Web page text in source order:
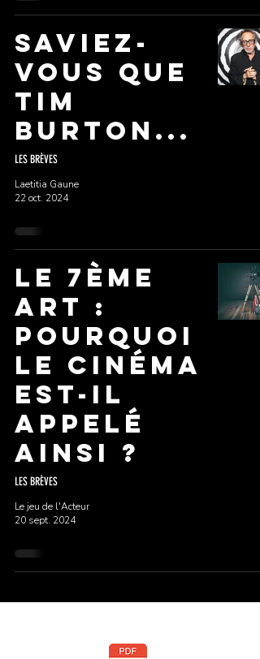
Saviez-
vous que
TIM
BURTON...
LES BRÈVES
Laetitia Gaune
22 oct. 2024
Le 7ème
Art :
Pourquoi
le Cinéma
est-il
Appelé
ainsi ?
LES BRÈVES
Le jeu de l'Acteur
20 sept. 2024